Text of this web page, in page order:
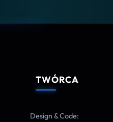
TWÓRCA
Design & Code: